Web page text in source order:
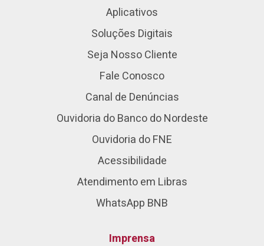
Aplicativos
Soluções Digitais
Seja Nosso Cliente
Fale Conosco
Canal de Denúncias
Ouvidoria do Banco do Nordeste
Ouvidoria do FNE
Acessibilidade
Atendimento em Libras
WhatsApp BNB
Imprensa